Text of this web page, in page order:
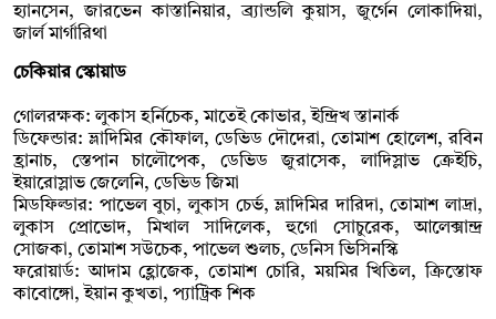
হ্যানসেন, জারভেন কাস্তানিয়ার, ব্র্যান্ডলি কুয়াস, জুর্গেন লোকাদিয়া,
জার্ল মার্গারিথা
চেকিয়ার স্কোয়াড
গোলরক্ষক: লুকাস হর্নিচেক, মাতেই কোভার, ইন্দ্রিখ স্তানার্ক
ডিফেন্ডার: ভ্লাদিমির কৌফাল, ডেভিড দৌদেরা, তোমাশ হোলেশ, রবিন
হ্রানাচ, স্তেপান চালৌপেক, ডেভিড জুরাসেক, লাদিস্লাভ ক্রেইচি,
ইয়ারোস্লাভ জেলেনি, ডেভিড জিমা
মিডফিল্ডার: পাভেল বুচা, লুকাস চের্ভ, ভ্লাদিমির দারিদা, তোমাশ লাদ্রা,
লুকাস প্রোভোদ, মিখাল সাদিলেক, হুগো সোচুরেক, আলেক্সান্দ্র
সোজকা, তোমাশ সউচেক, পাভেল শুলচ, ডেনিস ভিসিনস্কি
ফরোয়ার্ড: আদাম হ্লোজেক, তোমাশ চোরি, ময়মির খিতিল, ক্রিস্তোফ
কাবোঙ্গো, ইয়ান কুখতা, প্যাট্রিক শিক